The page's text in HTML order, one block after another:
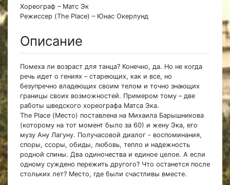
Хореограф – Матс Эк
Режиссер (The Place) – Юнас Окерлунд
Описание
Помеха ли возраст для танца? Конечно, да. Но не когда
речь идет о гениях – стареющих, как и все, но
безупречно владеющих своим телом и точно знающих
границы своих возможностей. Примером тому – две
работы шведского хореографа Матса Эка.
The Place (Место) поставлена на Михаила Барышникова
(которому на тот момент было за 60) и жену Эка, его
музу Ану Лагуну. Получасовой диалог - воспоминания,
споры, ссоры, обиды, любовь, тепло и надежность
родной спины. Два одиночества и единое целое. А если
одному суждено пережить другого? Что останется после
стольких лет? Место, где были счастливы вместе.